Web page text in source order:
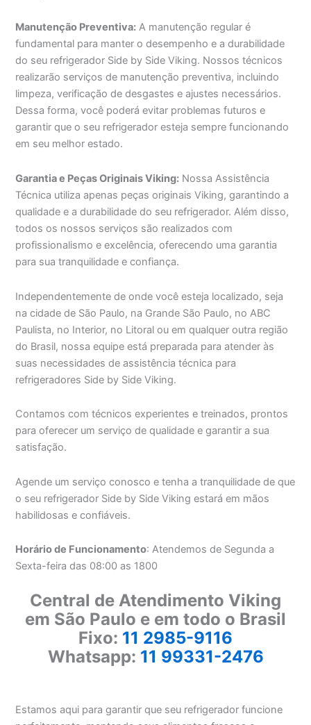
Manutenção Preventiva: A manutenção regular é
fundamental para manter o desempenho e a durabilidade
do seu refrigerador Side by Side Viking. Nossos técnicos
realizarão serviços de manutenção preventiva, incluindo
limpeza, verificação de desgastes e ajustes necessários.
Dessa forma, você poderá evitar problemas futuros e
garantir que o seu refrigerador esteja sempre funcionando
em seu melhor estado.
Garantia e Peças Originais Viking: Nossa Assistência
Técnica utiliza apenas peças originais Viking, garantindo a
qualidade e a durabilidade do seu refrigerador. Além disso,
todos os nossos serviços são realizados com
profissionalismo e excelência, oferecendo uma garantia
para sua tranquilidade e confiança.
Independentemente de onde você esteja localizado, seja
na cidade de São Paulo, na Grande São Paulo, no ABC
Paulista, no Interior, no Litoral ou em qualquer outra região
do Brasil, nossa equipe está preparada para atender às
suas necessidades de assistência técnica para
refrigeradores Side by Side Viking.
Contamos com técnicos experientes e treinados, prontos
para oferecer um serviço de qualidade e garantir a sua
satisfação.
Agende um serviço conosco e tenha a tranquilidade de que
o seu refrigerador Side by Side Viking estará em mãos
habilidosas e confiáveis.
Horário de Funcionamento: Atendemos de Segunda a
Sexta-feira das 08:00 as 1800
Central de Atendimento Viking
em São Paulo e em todo o Brasil
Fixo: 11 2985-9116
Whatsapp: 11 99331-2476
Estamos aqui para garantir que seu refrigerador funcione